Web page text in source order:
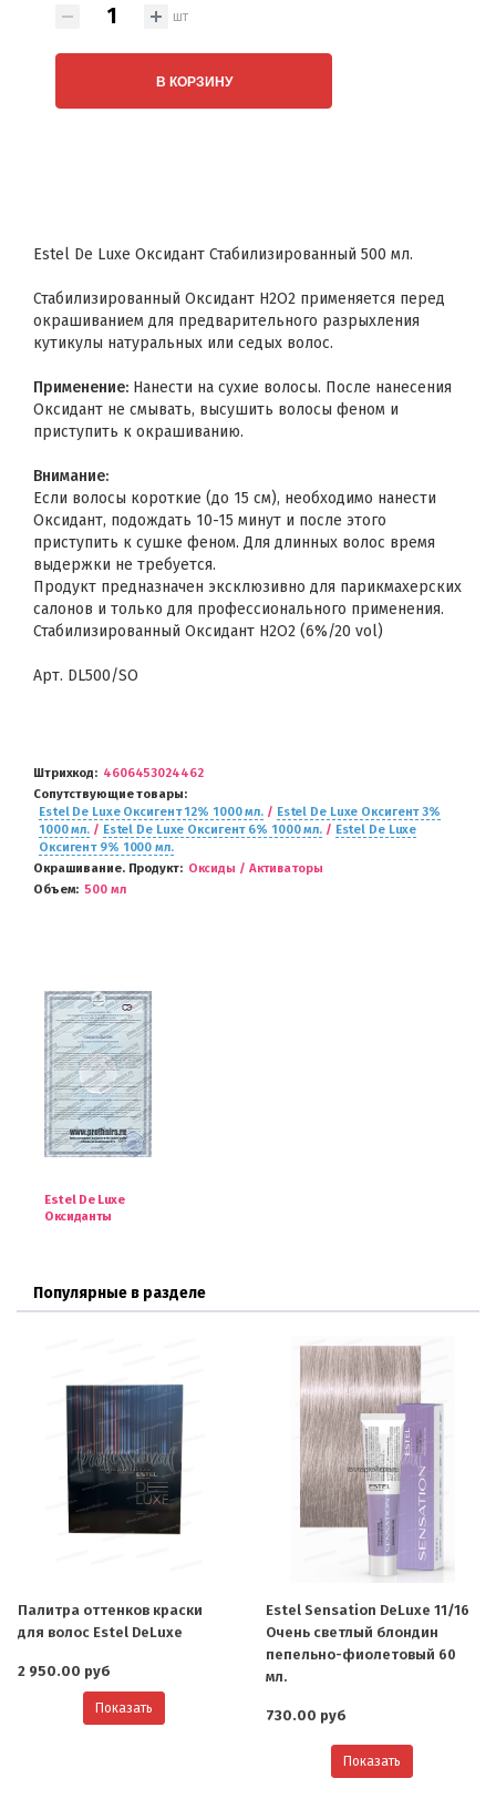
шт
В КОРЗИНУ
Estel De Luxe Оксидант Стабилизированный 500 мл.
Стабилизированный Оксидант H2O2 применяется перед
окрашиванием для предварительного разрыхления
кутикулы натуральных или седых волос.
Применение: Нанести на сухие волосы. После нанесения
Оксидант не смывать, высушить волосы феном и
приступить к окрашиванию.
Внимание:
Если волосы короткие (до 15 см), необходимо нанести
Оксидант, подождать 10-15 минут и после этого
приступить к сушке феном. Для длинных волос время
выдержки не требуется.
Продукт предназначен эксклюзивно для парикмахерских
салонов и только для профессионального применения.
Стабилизированный Оксидант H2O2 (6%/20 vol)
Арт. DL500/SO
Штрихкод
4606453024462
Сопутствующие товары
Estel De Luxe Оксигент 12% 1000 мл. / Estel De Luxe Оксигент 3%
1000 мл. / Estel De Luxe Оксигент 6% 1000 мл./ Estel De Luxe
Оксигент 9% 1000 мл.
Окрашивание. Продукт
Оксиды / Активаторы
Объем
500 мл
Estel De Luxe
Оксиданты
Популярные в разделе
Палитра оттенков краски
для волос Estel DeLuxe
2 950.00 руб
Показать
Estel Sensation DeLuxe 11/16
Очень светлый блондин
пепельно-фиолетовый 60
мл.
730.00 руб
Показать